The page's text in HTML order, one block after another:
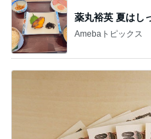
薬丸裕英 夏はし
Amebaトピックス